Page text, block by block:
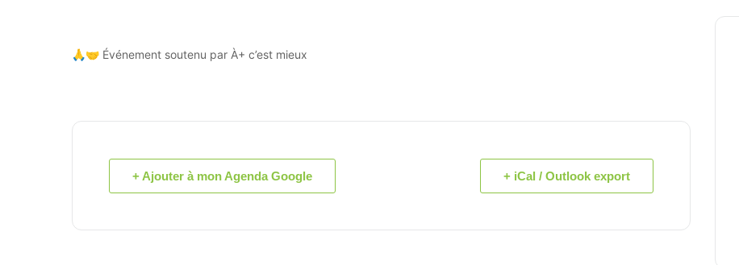
🙏🤝 Événement soutenu par À+ c’est mieux
+ Ajouter à mon Agenda Google + iCal / Outlook export